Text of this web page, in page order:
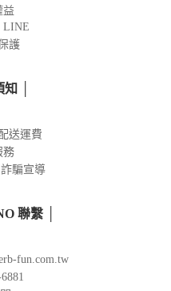
益
LINE
護
知 │
送運費
務
騙宣導
聯繫 │
fun.com.tw